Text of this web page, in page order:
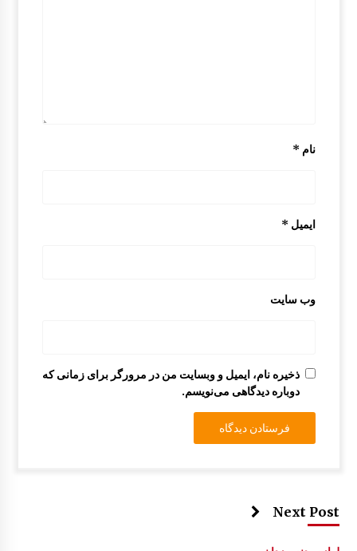
نام *
ایمیل *
وب‌ سایت
ذخیره نام، ایمیل و وبسایت من در مرورگر برای زمانی که
دوباره دیدگاهی می‌نویسم.
Next Post